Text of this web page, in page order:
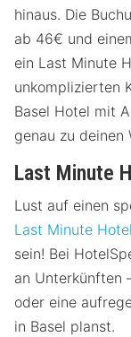
hinaus. Die
ab 46€ und
ein Last Minute
unkomplizierten
Basel Hotel mit
genau zu deinen
Last Minute
Lust auf einen
Last Minute Hotel
sein! Bei
an Unterkünften
oder eine
in Basel planst.